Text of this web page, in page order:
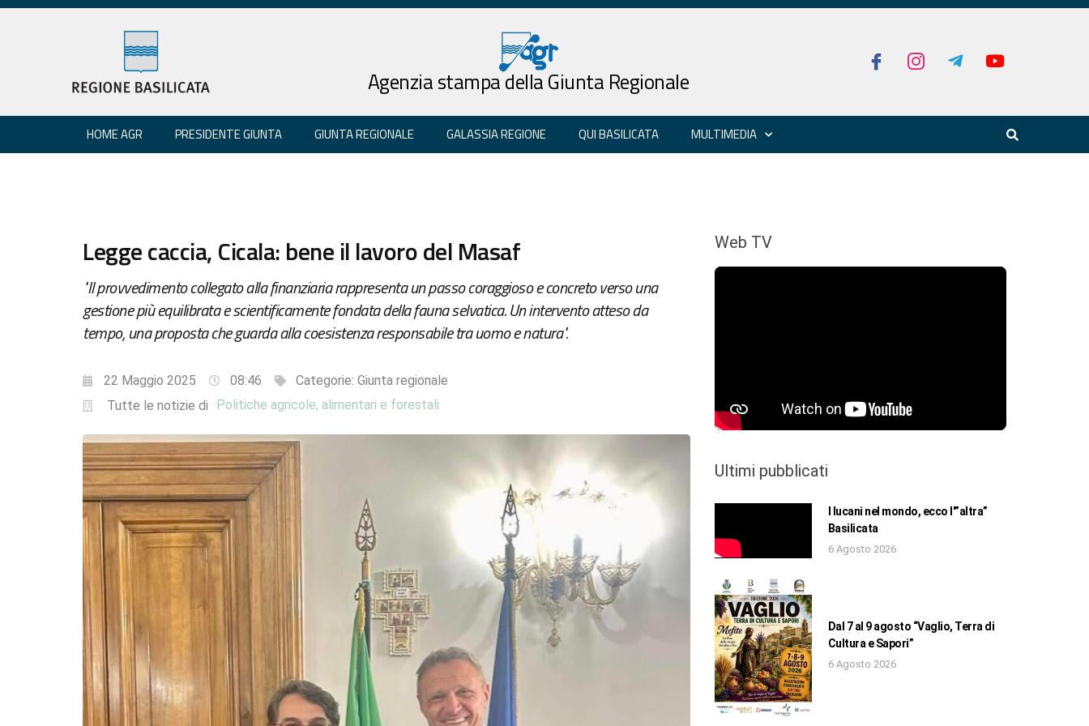
Agenzia stampa della Giunta Regionale
HOME AGR PRESIDENTE GIUNTA GIUNTA REGIONALE GALASSIA REGIONE QUI BASILICATA MULTIMEDIA
Legge caccia, Cicala: bene il lavoro del Masaf
"Il provvedimento collegato alla finanziaria rappresenta un passo coraggioso e concreto verso una
gestione più equilibrata e scientificamente fondata della fauna selvatica. Un intervento atteso da
tempo, una proposta che guarda alla coesistenza responsabile tra uomo e natura".
22 Maggio 2025 08:46 Categorie: Giunta regionale
Tutte le notizie di
Politiche agricole, alimentari e forestali
Web TV
Ultimi pubblicati
I lucani nel mondo, ecco l'”altra”
Basilicata
6 Agosto 2026
Dal 7 al 9 agosto “Vaglio, Terra di
Cultura e Sapori”
6 Agosto 2026